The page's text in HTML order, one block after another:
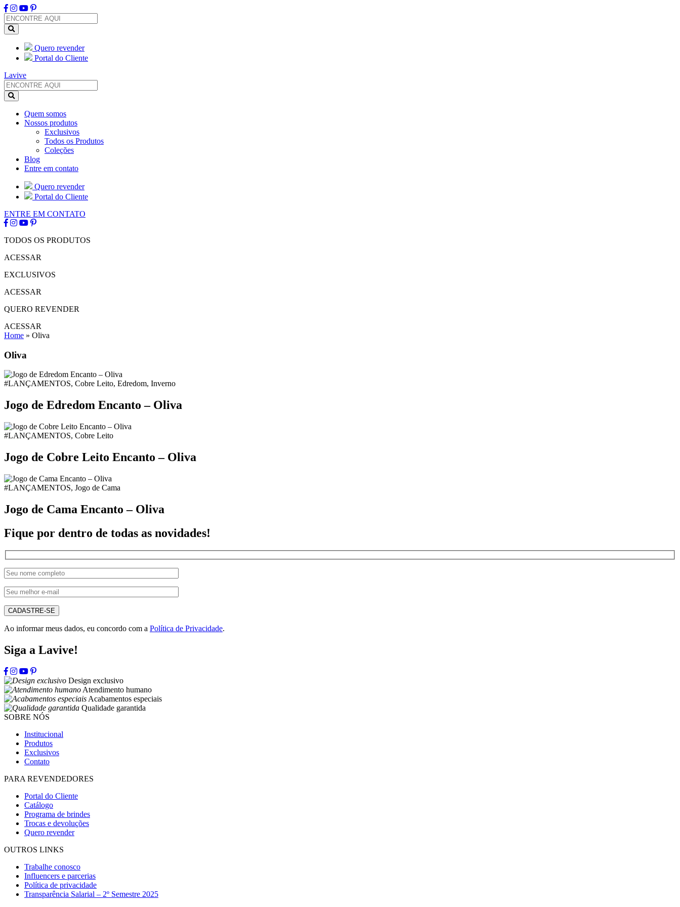
Quero revender
Portal do Cliente
Lavive
Quem somos
Nossos produtos
Exclusivos
Todos os Produtos
Coleções
Blog
Entre em contato
Quero revender
Portal do Cliente
ENTRE EM CONTATO
TODOS OS PRODUTOS
ACESSAR
EXCLUSIVOS
ACESSAR
QUERO REVENDER
ACESSAR
Home » Oliva
Oliva
#LANÇAMENTOS, Cobre Leito, Edredom, Inverno
Jogo de Edredom Encanto – Oliva
#LANÇAMENTOS, Cobre Leito
Jogo de Cobre Leito Encanto – Oliva
#LANÇAMENTOS, Jogo de Cama
Jogo de Cama Encanto – Oliva
Fique por dentro de todas as novidades!
CADASTRE-SE
Ao informar meus dados, eu concordo com a Política de Privacidade.
Siga a Lavive!
Design exclusivo
Atendimento humano
Acabamentos especiais
Qualidade garantida
SOBRE NÓS
Institucional
Produtos
Exclusivos
Contato
PARA REVENDEDORES
Portal do Cliente
Catálogo
Programa de brindes
Trocas e devoluções
Quero revender
OUTROS LINKS
Trabalhe conosco
Influencers e parcerias
Política de privacidade
Transparência Salarial – 2º Semestre 2025